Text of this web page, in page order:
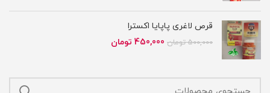
قرص لاغری پاپایا اکسترا
500,000 تومان قیمت
بود.
450,000 تومان
است.